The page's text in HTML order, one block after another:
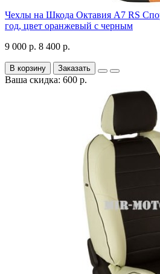
Чехлы на Шкода Октавия А7 RS
год, цвет оранжевый с черным
9 000 р. 8 400 р.
В корзину Заказать
Ваша скидка: 600 р.